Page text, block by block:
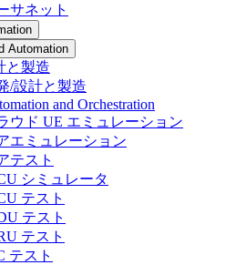
サネット
Automation
と製造
/設計と製造
and Orchestration
ウド UE エミュレーション
エミュレーション
テスト
シミュレータ
テスト
テスト
テスト
テスト